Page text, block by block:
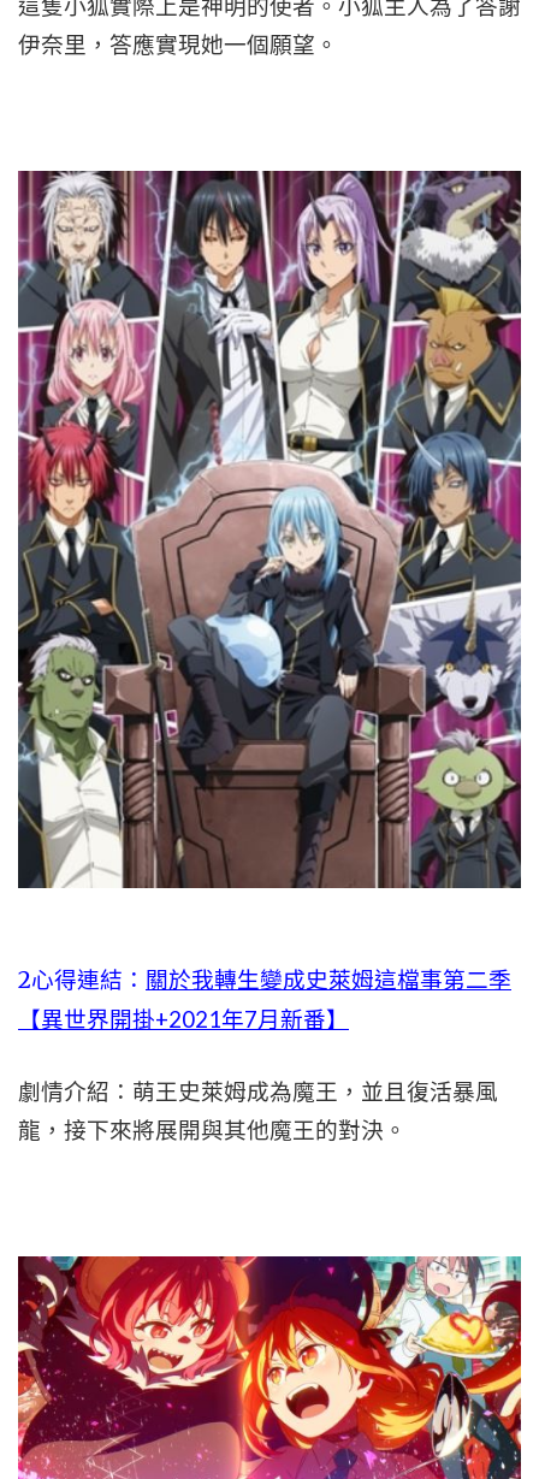
這隻小狐實際上是神明的使者。小狐主人為了答謝
伊奈里，答應實現她一個願望。
2心得連結： 關於我轉生變成史萊姆這檔事第二季
【異世界開掛+2021年7月新番】
劇情介紹：萌王史萊姆成為魔王，並且復活暴風
龍，接下來將展開與其他魔王的對決。